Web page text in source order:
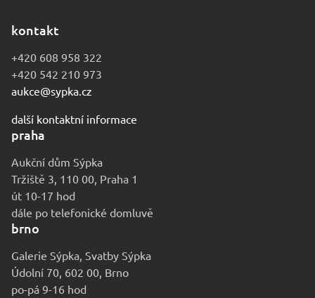
kontakt
+420 608 958 322
+420 542 210 973
aukce@sypka.cz
další kontaktní informace
praha
Aukční dům Sýpka
Tržiště 3, 110 00, Praha 1
út 10-17 hod
dále po telefonické domluvě
brno
Galerie Sýpka, Svatby Sýpka
Údolní 70, 602 00, Brno
po-pá 9-16 hod